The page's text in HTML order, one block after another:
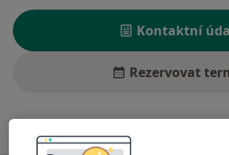
Kontaktní
Rezervovat